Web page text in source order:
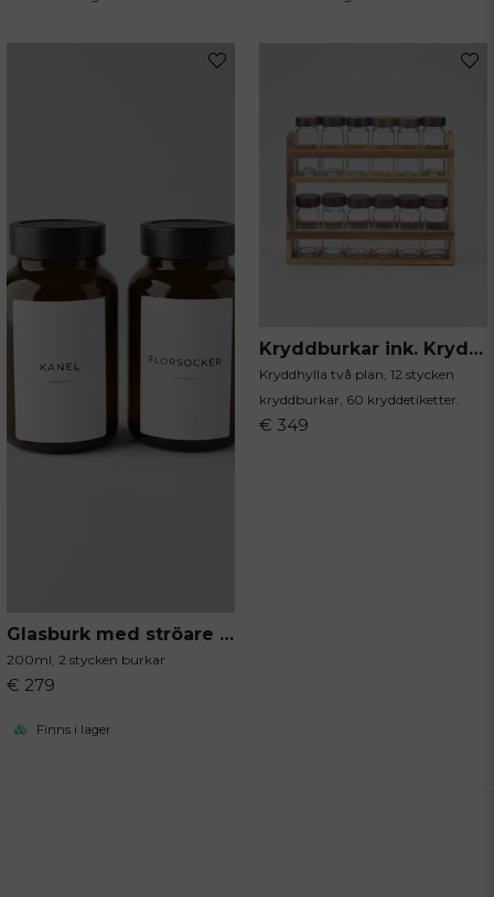
Glasburk med ströare 2-pack
200ml, 2 stycken burkar
€ 279
Finns i lager
Kryddburkar ink. Kryddhylla 13-delar
Kryddhylla två plan, 12 stycken
kryddburkar, 60 kryddetiketter.
€ 349